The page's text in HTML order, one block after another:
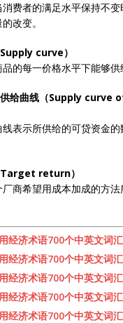
费者的满足水平保持不
改变。
curve）
的每一价格水平下能够供
供给曲线（Supply curve
表示所供给的可贷资金
Target return）
商希望用成本加成的方
经济术语700个中英文词汇
经济术语700个中英文词汇
经济术语700个中英文词汇
经济术语700个中英文词汇
经济术语700个中英文词汇